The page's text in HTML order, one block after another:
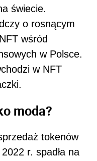
świecie.
o rosnącym
wśród
w Polsce.
w NFT
moda?
tokenów
r. spadła na